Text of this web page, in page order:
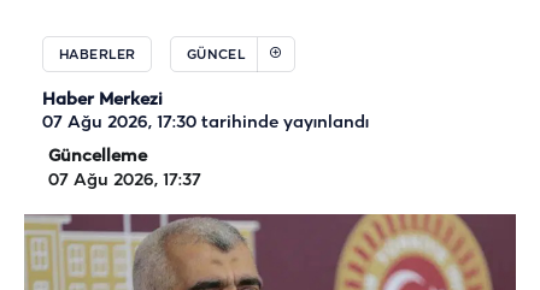
HABERLER GÜNCEL
Haber Merkezi
07 Ağu 2026, 17:30 tarihinde yayınlandı
Güncelleme
07 Ağu 2026, 17:37